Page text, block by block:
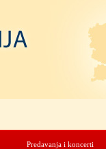
Predavanja i koncerti